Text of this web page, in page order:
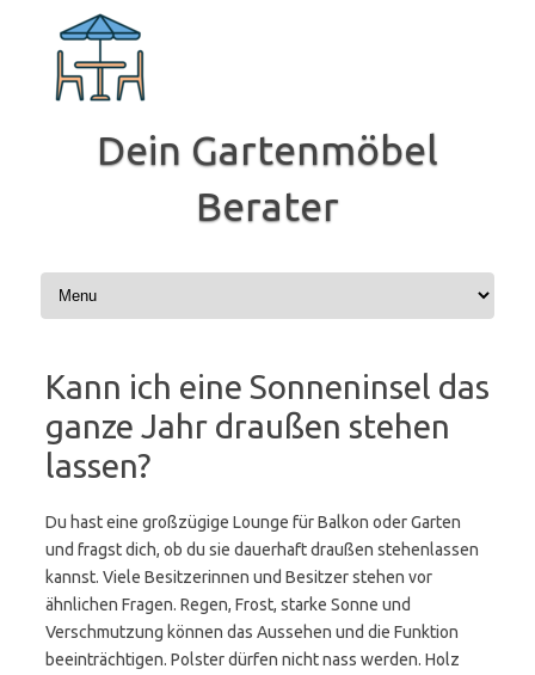
Inhalt
springen
Dein Gartenmöbel
Berater
Kann ich eine Sonneninsel das
ganze Jahr draußen stehen
lassen?
Du hast eine großzügige Lounge für Balkon oder Garten
und fragst dich, ob du sie dauerhaft draußen stehenlassen
kannst. Viele Besitzerinnen und Besitzer stehen vor
ähnlichen Fragen. Regen, Frost, starke Sonne und
Verschmutzung können das Aussehen und die Funktion
beeinträchtigen. Polster dürfen nicht nass werden. Holz